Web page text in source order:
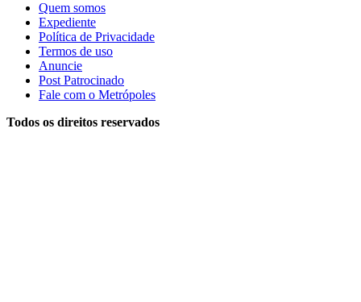
Quem somos
Expediente
Política de Privacidade
Termos de uso
Anuncie
Post Patrocinado
Fale com o Metrópoles
Todos os direitos reservados